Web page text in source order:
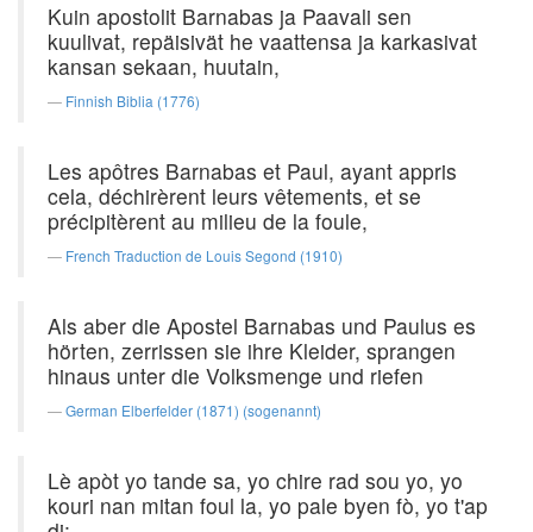
Kuin apostolit Barnabas ja Paavali sen
kuulivat, repäisivät he vaattensa ja karkasivat
kansan sekaan, huutain,
Finnish Biblia (1776)
Les apôtres Barnabas et Paul, ayant appris
cela, déchirèrent leurs vêtements, et se
précipitèrent au milieu de la foule,
French Traduction de Louis Segond (1910)
Als aber die Apostel Barnabas und Paulus es
hörten, zerrissen sie ihre Kleider, sprangen
hinaus unter die Volksmenge und riefen
German Elberfelder (1871) (sogenannt)
Lè apòt yo tande sa, yo chire rad sou yo, yo
kouri nan mitan foul la, yo pale byen fò, yo t'ap